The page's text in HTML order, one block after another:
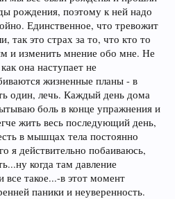
рождения, поэтому к ней надо
Единственное, что тревожит
так это страх за то, что кто то
и изменить мнение обо мне. Не
она наступает не
жизненные планы - в
один, лечь. Каждый день дома
боль в конце упражнения и
жить весь последующий день,
в мышцах тела постоянно
я действительно побаиваюсь,
когда там давление
все такое...-в этот момент
паники и неуверенность.